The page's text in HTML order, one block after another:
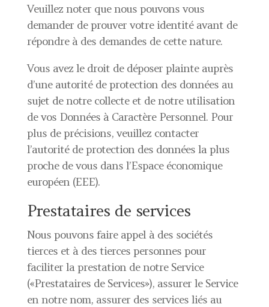
Veuillez noter que nous pouvons vous
demander de prouver votre identité avant de
répondre à des demandes de cette nature.
Vous avez le droit de déposer plainte auprès
d’une autorité de protection des données au
sujet de notre collecte et de notre utilisation
de vos Données à Caractère Personnel. Pour
plus de précisions, veuillez contacter
l’autorité de protection des données la plus
proche de vous dans l’Espace économique
européen (EEE).
Prestataires de services
Nous pouvons faire appel à des sociétés
tierces et à des tierces personnes pour
faciliter la prestation de notre Service
(«Prestataires de Services»), assurer le Service
en notre nom, assurer des services liés au